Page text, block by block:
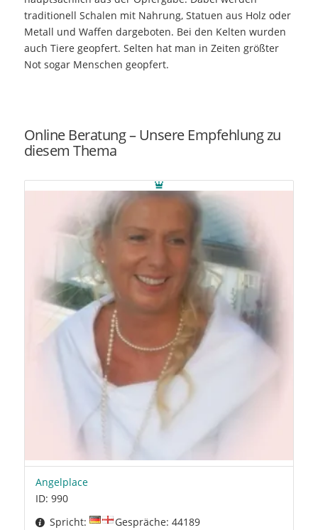
traditionell Schalen mit Nahrung, Statuen aus Holz oder
Metall und Waffen dargeboten. Bei den Kelten wurden
auch Tiere geopfert. Selten hat man in Zeiten größter
Not sogar Menschen geopfert.
Online Beratung – Unsere Empfehlung zu
diesem Thema
Angelplace
ID: 990
Spricht:
Gespräche: 44189